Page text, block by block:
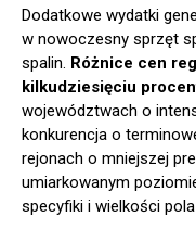
Dodatkowe wydatki
w nowoczesny sprzęt
spalin. Różnice cen
kilkudziesięciu
województwach o
konkurencja o
rejonach o mniejszej
umiarkowanym
specyfiki i wielkości